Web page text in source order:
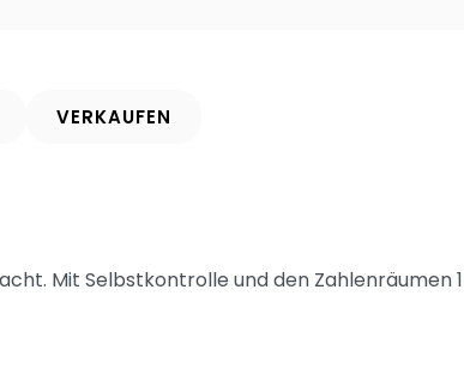
VERKAUFEN
Mit Selbstkontrolle und den Zahlenräumen 1